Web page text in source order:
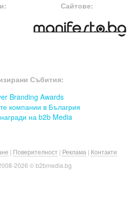
Сайтове:
Събития:
Branding Awards
компании в Бълагрия
на b2b Media
| Поверителност | Реклама | Контакти
2026 © b2bmedia.bg